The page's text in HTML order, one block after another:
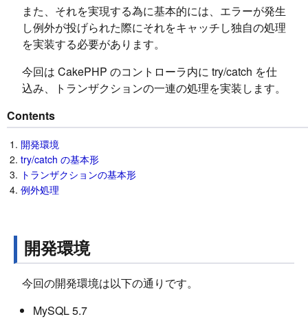
また、それを実現する為に基本的には、エラーが発生
し例外が投げられた際にそれをキャッチし独自の処理
を実装する必要があります。
今回は CakePHP のコントローラ内に try/catch を仕
込み、トランザクションの一連の処理を実装します。
Contents
開発環境
try/catch の基本形
トランザクションの基本形
例外処理
開発環境
今回の開発環境は以下の通りです。
MySQL 5.7